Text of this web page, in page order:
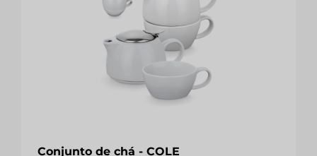
Conjunto de chá - COLE